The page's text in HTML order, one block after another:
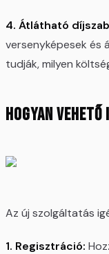
4. Átlátható
versenyképesek és
tudják, milyen
Hogyan
Az új szolgáltatás
1. Regisztráció: